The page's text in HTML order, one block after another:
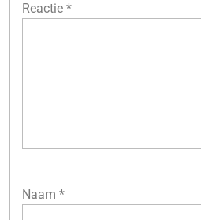
Reactie *
Naam *